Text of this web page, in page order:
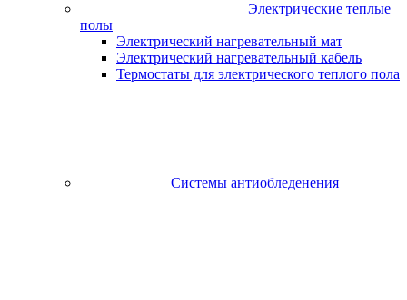
Электрические теплые
полы
Электрический нагревательный мат
Электрический нагревательный кабель
Термостаты для электрического теплого пола
Системы антиобледенения